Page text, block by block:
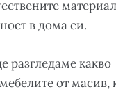
в дома си.
разгледаме какво
от масив,